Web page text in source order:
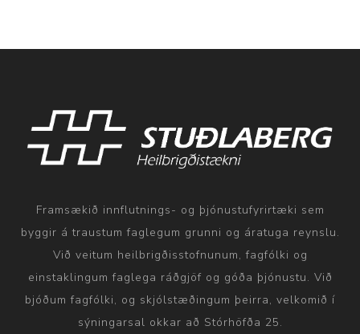
Framsækið innflutnings- og þjónustufyrirtæki sem
byggir á traustum faglegum grunni og áratuga reynslu.
Við veitum heilbrigðisstofnunum, fagfólki og
einstaklingum faglega ráðgjöf og góða þjónustu. Við
bjóðum fagfólki, og skjólstæðingum þeirra, velkomið í
sýningarsal okkar að Stórhöfða 25.